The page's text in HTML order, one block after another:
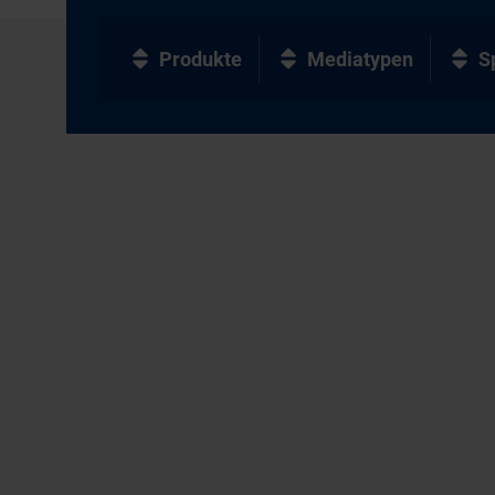
Produkte Mediatypen